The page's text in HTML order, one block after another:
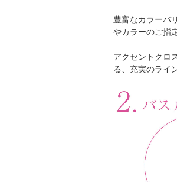
豊富なカラーバ
やカラーのご指
アクセントクロ
る、充実のライ